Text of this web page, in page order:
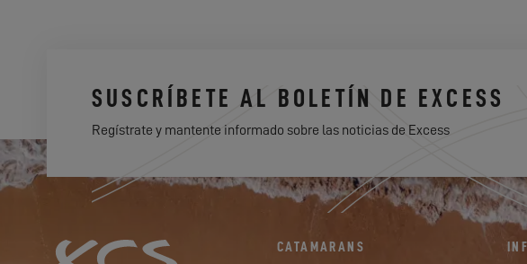
SUSCRÍBETE AL BOLETÍN DE EXCESS
Regístrate y mantente informado sobre las noticias de Excess
CATAMARANS